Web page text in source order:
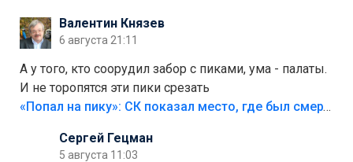
Валентин Князев
6 августа 21:11
А у того, кто соорудил забор с пиками, ума - палаты.
И не торопятся эти пики срезать
«Попал на пику»: СК показал место, где был смертельно травмирован ребенок в Тольятти
Сергей Гецман
5 августа 11:03